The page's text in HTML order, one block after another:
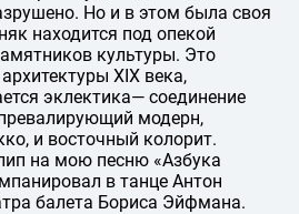
Но и в этом была своя
находится под опекой
культуры. Это
XIX века,
эклектика— соединение
модерн,
и восточный колорит.
на мою песню «Азбука
в танце Антон
балета Бориса Эйфмана.